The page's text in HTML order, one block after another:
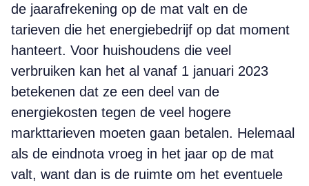
de jaarafrekening op de mat valt en de
tarieven die het energiebedrijf op dat moment
hanteert. Voor huishoudens die veel
verbruiken kan het al vanaf 1 januari 2023
betekenen dat ze een deel van de
energiekosten tegen de veel hogere
markttarieven moeten gaan betalen. Helemaal
als de eindnota vroeg in het jaar op de mat
valt, want dan is de ruimte om het eventuele